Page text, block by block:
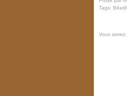
Tags:
Vous aimez